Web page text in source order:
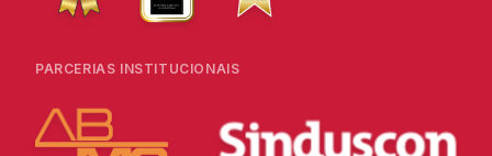
PARCERIAS INSTITUCIONAIS